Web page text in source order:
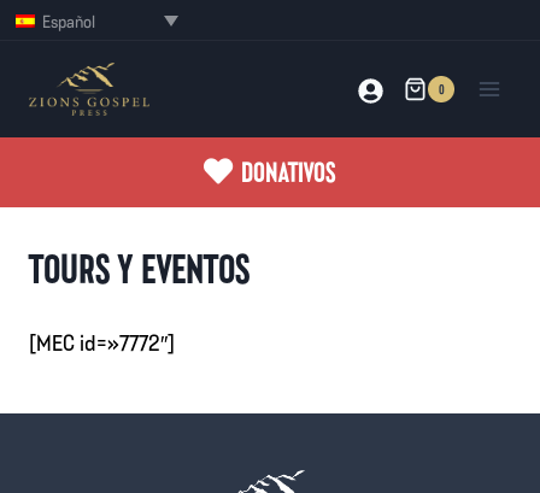
Saltar
contenido
Español
0
DONATIVOS
TOURS Y EVENTOS
[MEC id=»7772″]